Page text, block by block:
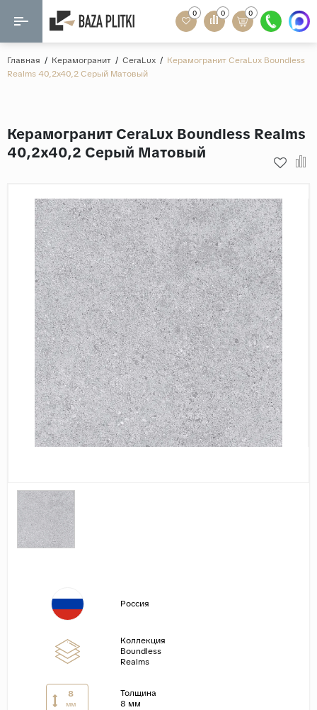
Назад Назад
60х60
20x90
57x57
90x180
Крупный формат
Рисунок
Мрамор
Дерево
Камень
Оникс
Бетон
Декор
Моноколор
Мозаика
Ламинат
Розетки и освещение
0 0 0
Главная / Керамогранит / CeraLux / Керамогранит CeraLux Boundless
Realms 40,2x40,2 Серый Матовый
Керамогранит CeraLux Boundless Realms
40,2x40,2 Серый Матовый
Россия
Коллекция
Boundless
Realms
8
мм
Толщина
8 мм